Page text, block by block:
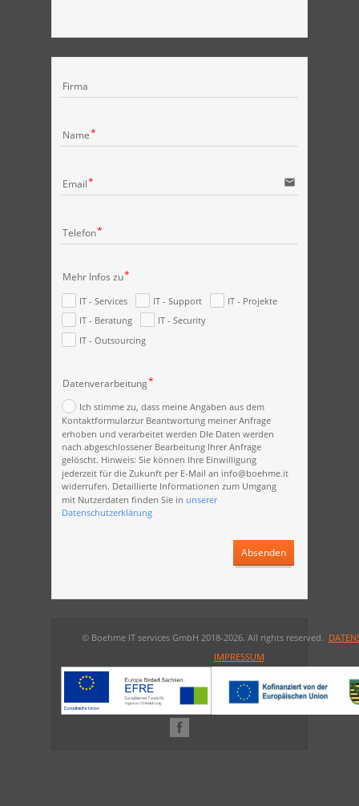
Firma
Name
Email email
Telefon
Mehr Infos zu
IT - Services IT - Support
IT - Projekte
IT - Beratung
IT - Security
IT - Outsourcing
Datenverarbeitung
Ich stimme zu, dass meine Angaben aus dem
Kontaktformularzur Beantwortung meiner Anfrage
erhoben und verarbeitet werden DIe Daten werden
nach abgeschlossener Bearbeitung Ihrer Anfrage
gelöscht. Hinweis: Sie können Ihre Einwilligung
jederzeit für die Zukunft per E-Mail an info@boehme.it
widerrufen. Detaillierte Informationen zum Umgang
mit Nutzerdaten finden Sie in unserer
Datenschutzerklärung
Absenden
© Boehme IT services GmbH 2018-2026. All rights reserved.
IMPRESSUM